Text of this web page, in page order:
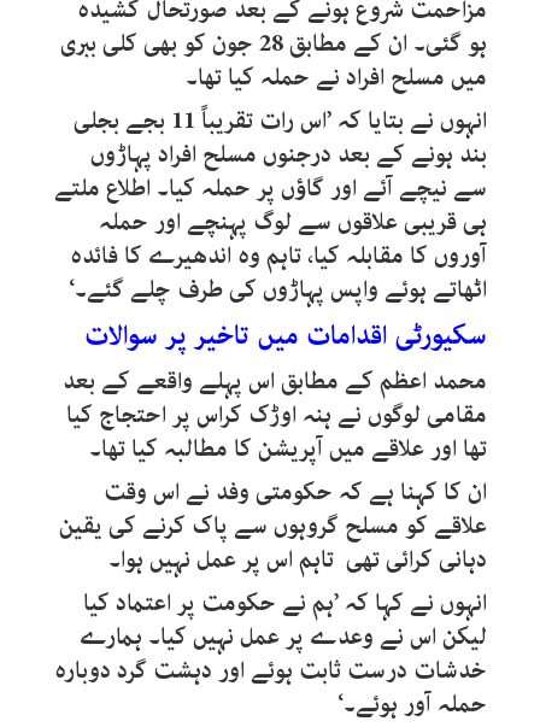
مزاحمت شروع ہونے کے بعد صورتحال کشیدہ
ہو گئی۔ ان کے مطابق 28 جون کو بھی کلی ببری
میں مسلح افراد نے حملہ کیا تھا۔
انہوں نے بتایا کہ ’اس رات تقریباً 11 بجے بجلی
بند ہونے کے بعد درجنوں مسلح افراد پہاڑوں
سے نیچے آئے اور گاؤں پر حملہ کیا۔ اطلاع ملتے
ہی قریبی علاقوں سے لوگ پہنچے اور حملہ
آوروں کا مقابلہ کیا، تاہم وہ اندھیرے کا فائدہ
اٹھاتے ہوئے واپس پہاڑوں کی طرف چلے گئے۔‘
سکیورٹی اقدامات میں تاخیر پر سوالات
محمد اعظم کے مطابق اس پہلے واقعے کے بعد
مقامی لوگوں نے ہنہ اوڑک کراس پر احتجاج کیا
تھا اور علاقے میں آپریشن کا مطالبہ کیا تھا۔
ان کا کہنا ہے کہ حکومتی وفد نے اس وقت
علاقے کو مسلح گروہوں سے پاک کرنے کی یقین
دہانی کرائی تھی تاہم اس پر عمل نہیں ہوا۔
انہوں نے کہا کہ ’ہم نے حکومت پر اعتماد کیا
لیکن اس نے وعدے پر عمل نہیں کیا۔ ہمارے
خدشات درست ثابت ہوئے اور دہشت گرد دوبارہ
حملہ آور ہوئے۔‘